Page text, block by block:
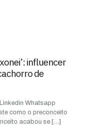
influencer
de
Whatsapp
como o preconceito
acabou se […]